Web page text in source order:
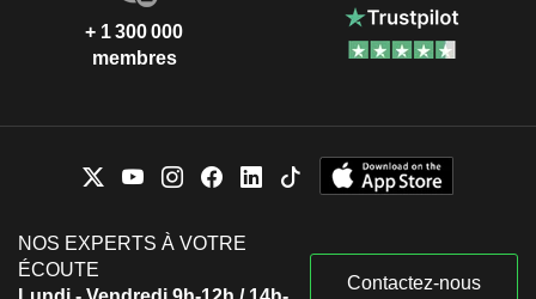
+ 1 300 000
membres
NOS EXPERTS À VOTRE
ÉCOUTE
Contactez-nous